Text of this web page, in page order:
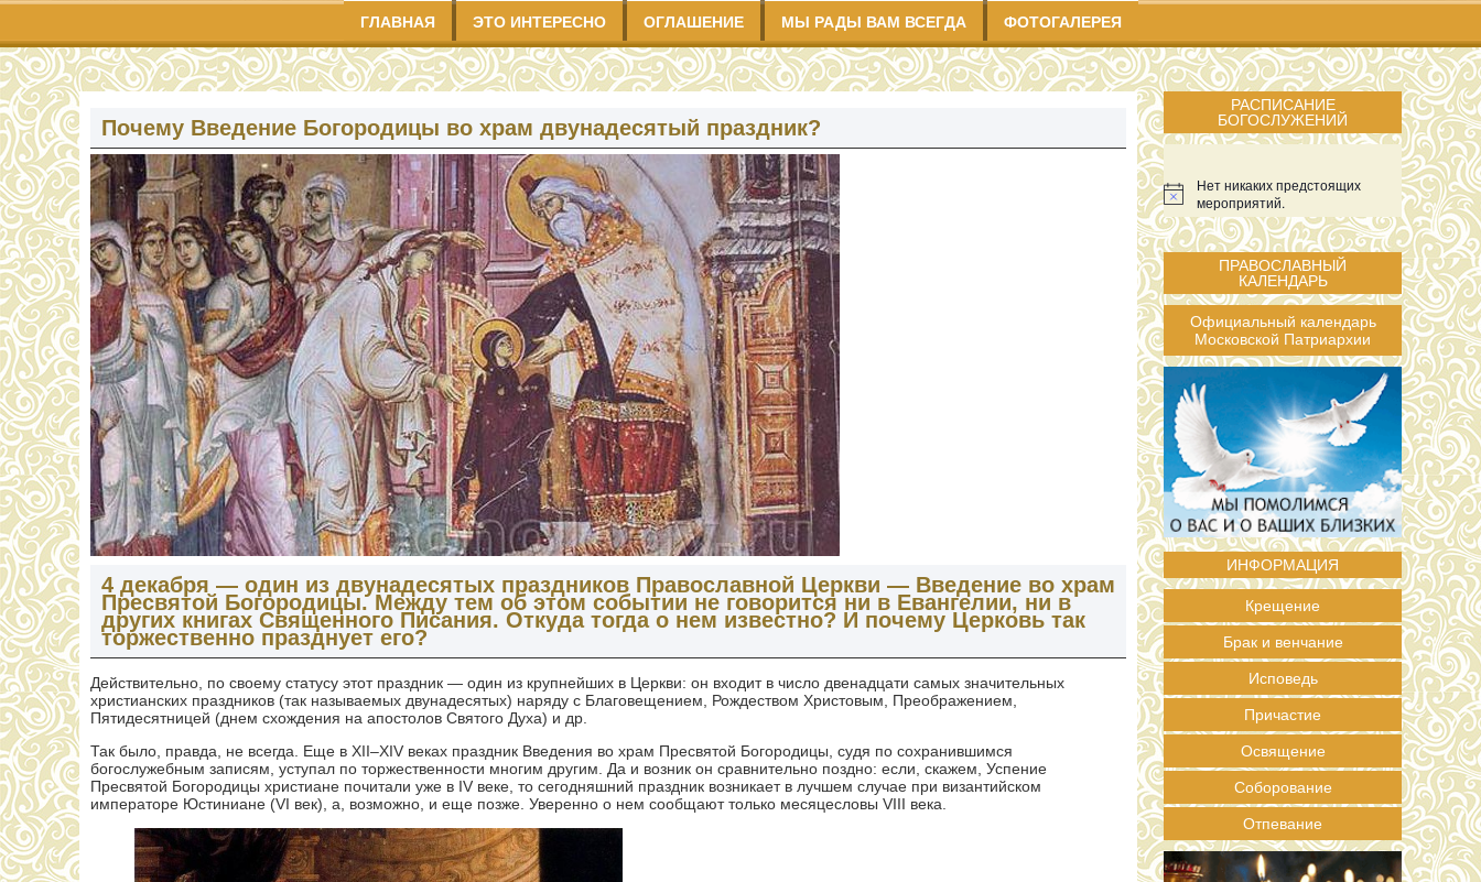
ГЛАВНАЯ ЭТО ИНТЕРЕСНО ОГЛАШЕНИЕ МЫ РАДЫ ВАМ ВСЕГДА ФОТОГАЛЕРЕЯ
Почему Введение Богородицы во храм двунадесятый праздник?
4 декабря — один из двунадесятых праздников Православной Церкви — Введение во храм
Пресвятой Богородицы. Между тем об этом событии не говорится ни в Евангелии, ни в
других книгах Священного Писания. Откуда тогда о нем известно? И почему Церковь так
торжественно празднует его?
Действительно, по своему статусу этот праздник — один из крупнейших в Церкви: он входит в число двенадцати самых значительных
христианских праздников (так называемых двунадесятых) наряду с Благовещением, Рождеством Христовым, Преображением,
Пятидесятницей (днем схождения на апостолов Святого Духа) и др.
Так было, правда, не всегда. Еще в XII–XIV веках праздник Введения во храм Пресвятой Богородицы, судя по сохранившимся
богослужебным записям, уступал по торжественности многим другим. Да и возник он сравнительно поздно: если, скажем, Успение
Пресвятой Богородицы христиане почитали уже в IV веке, то сегодняшний праздник возникает в лучшем случае при византийском
императоре Юстиниане (VI век), а, возможно, и еще позже. Уверенно о нем сообщают только месяцесловы VIII века.
РАСПИСАНИЕ
БОГОСЛУЖЕНИЙ
Нет никаких предстоящих
мероприятий.
ПРАВОСЛАВНЫЙ
КАЛЕНДАРЬ
Официальный календарь
Московской Патриархии
ИНФОРМАЦИЯ
Крещение
Брак и венчание
Исповедь
Причастие
Освящение
Соборование
Отпевание